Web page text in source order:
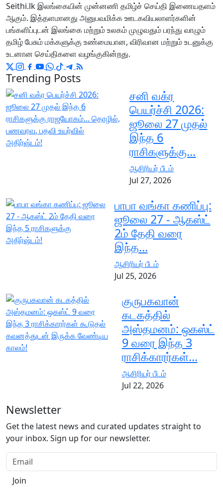
Seithi.lk இலங்கையின் முன்னணி தமிழ்ச் செய்தி இணையதளம்
ஆகும். இத்தளமானது அனுபவமிக்க ஊடகவியலாளர்களின்
பங்களிப்புடன் இலங்கை மற்றும் உலகம் முழுவதும் பரந்து வாழும்
தமிழ் பேசும் மக்களுக்கு உண்மையான, விரிவான மற்றும் உடனுக்கு
உடனான செய்திகளை வழங்குகின்றது.
Trending Posts
சனி வக்ர
பெயர்ச்சி 2026:
ஜூலை 27 முதல்
இந்த 6
ராசிகளுக்கு...
ஆசிரியர் பீடம்
Jul 27, 2026
பாபா வங்கா கணிப்பு:
ஜூலை 27 - ஆகஸ்ட்
2ம் தேதி வரை
இந்த...
ஆசிரியர் பீடம்
Jul 25, 2026
குருபகவான்
கடகத்தில்
அஸ்தமனம்: ஒகஸ்ட்
9 வரை இந்த 3
ராசிக்காரர்கள்...
ஆசிரியர் பீடம்
Jul 22, 2026
Newsletter
Get the latest news and curated updates straight to
your inbox. Sign up for our newsletter.
Join